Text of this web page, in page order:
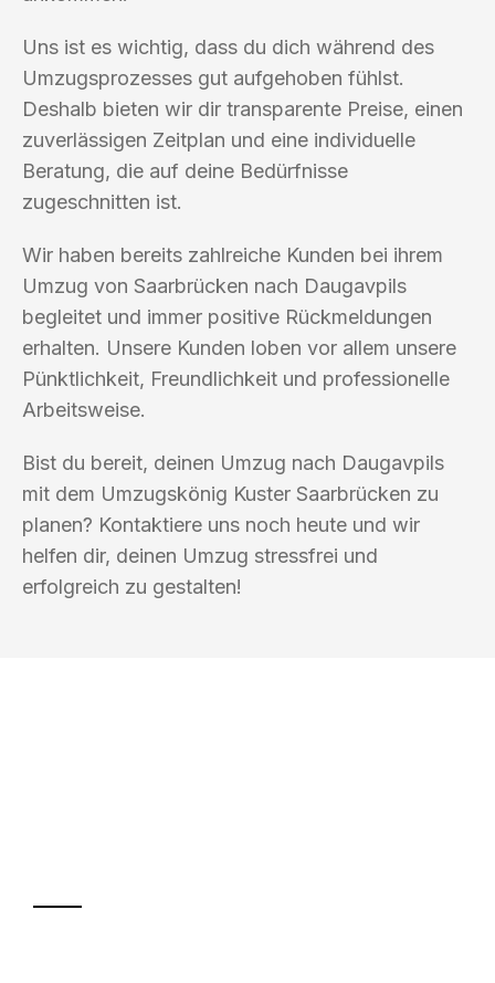
Uns ist es wichtig, dass du dich während des
Umzugsprozesses gut aufgehoben fühlst.
Deshalb bieten wir dir transparente Preise, einen
zuverlässigen Zeitplan und eine individuelle
Beratung, die auf deine Bedürfnisse
zugeschnitten ist.
Wir haben bereits zahlreiche Kunden bei ihrem
Umzug von Saarbrücken nach Daugavpils
begleitet und immer positive Rückmeldungen
erhalten. Unsere Kunden loben vor allem unsere
Pünktlichkeit, Freundlichkeit und professionelle
Arbeitsweise.
Bist du bereit, deinen Umzug nach Daugavpils
mit dem Umzugskönig Kuster Saarbrücken zu
planen? Kontaktiere uns noch heute und wir
helfen dir, deinen Umzug stressfrei und
erfolgreich zu gestalten!